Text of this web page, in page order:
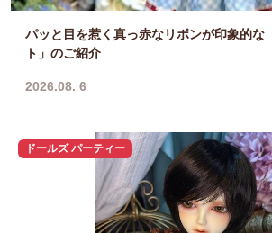
パッと目を惹く真っ赤なリボンが印象的な
ト」のご紹介
2026.08. 6
ドールズ パーティー